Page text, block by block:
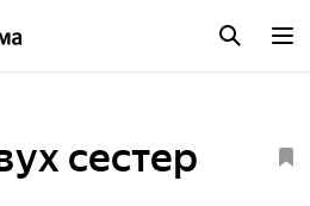
сестер